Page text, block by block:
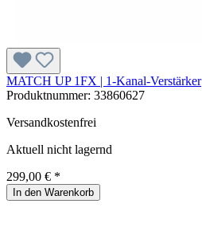
MATCH UP 1FX | 1-Kanal-Verstärker
Produktnummer: 33860627
Versandkostenfrei
Aktuell nicht lagernd
299,00 € *
In den Warenkorb